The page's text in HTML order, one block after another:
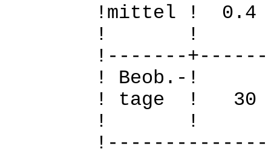
!mittel !
!
!-------
!
! tage !
!